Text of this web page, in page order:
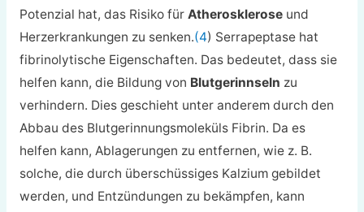
Potenzial hat, das Risiko für Atheroskleroseund
Herzerkrankungen zu senken.(4) Serrapeptase hat
fibrinolytische Eigenschaften. Das bedeutet, dass sie
helfen kann, die Bildung von Blutgerinnseln zu
verhindern. Dies geschieht unter anderem durch den
Abbau des Blutgerinnungsmoleküls Fibrin. Da es
helfen kann, Ablagerungen zu entfernen, wie z. B.
solche, die durch überschüssiges Kalzium gebildet
werden, und Entzündungen zu bekämpfen, kann